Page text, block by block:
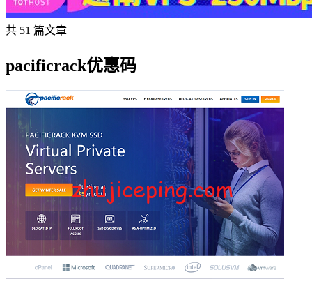
共 51 篇文章
pacificrack优惠码